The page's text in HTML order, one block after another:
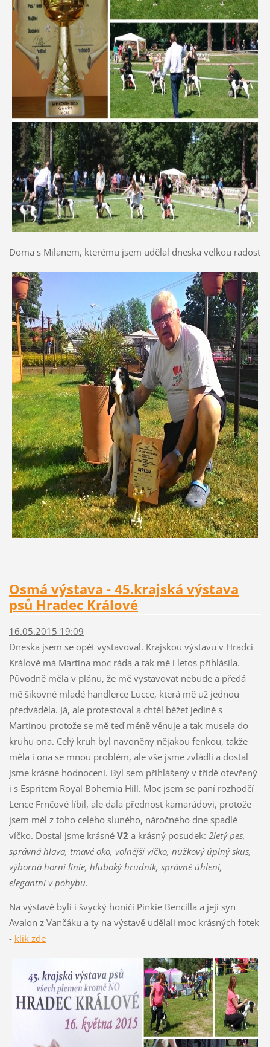
Doma s Milanem, kterému jsem udělal dneska velkou radost
Osmá výstava - 45.krajská výstava
psů Hradec Králové
16.05.2015 19:09
Dneska jsem se opět vystavoval. Krajskou výstavu v Hradci
Králové má Martina moc ráda a tak mě i letos přihlásila.
Původně měla v plánu, že mě vystavovat nebude a předá
mě šikovné mladé handlerce Lucce, která mě už jednou
předváděla. Já, ale protestoval a chtěl běžet jedině s
Martinou protože se mě teď méně věnuje a tak musela do
kruhu ona. Celý kruh byl navoněny nějakou fenkou, takže
měla i ona se mnou problém, ale vše jsme zvládli a dostal
jsme krásné hodnocení. Byl sem přihlášený v třídě otevřený
i s Espritem Royal Bohemia Hill. Moc jsem se paní rozhodčí
Lence Frnčové líbil, ale dala přednost kamarádovi, protože
jsem měl z toho celého sluného, náročného dne spadlé
víčko. Dostal jsme krásné V2 a krásný posudek: 2letý pes,
správná hlava, tmavé oko, volnější víčko, nůžkový úplný skus,
výborná horní linie, hluboký hrudník, správné úhlení,
elegantní v pohybu.
Na výstavě byli i švycký honiči Pinkie Bencilla a její syn
Avalon z Vančáku a ty na výstavě udělali moc krásných fotek
- klik zde